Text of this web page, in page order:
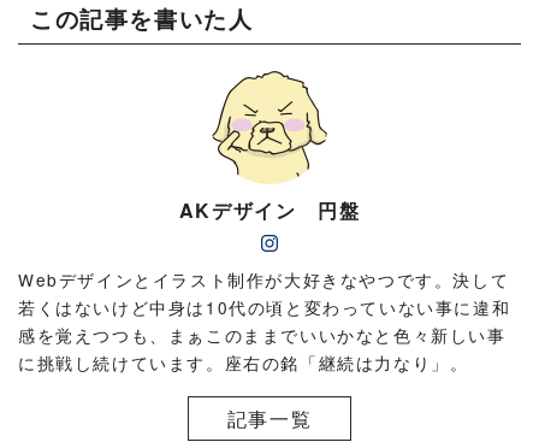
この記事を書いた人
AKデザイン 円盤
Webデザインとイラスト制作が大好きなやつです。決して
若くはないけど中身は10代の頃と変わっていない事に違和
感を覚えつつも、まぁこのままでいいかなと色々新しい事
に挑戦し続けています。座右の銘「継続は力なり」。
記事一覧